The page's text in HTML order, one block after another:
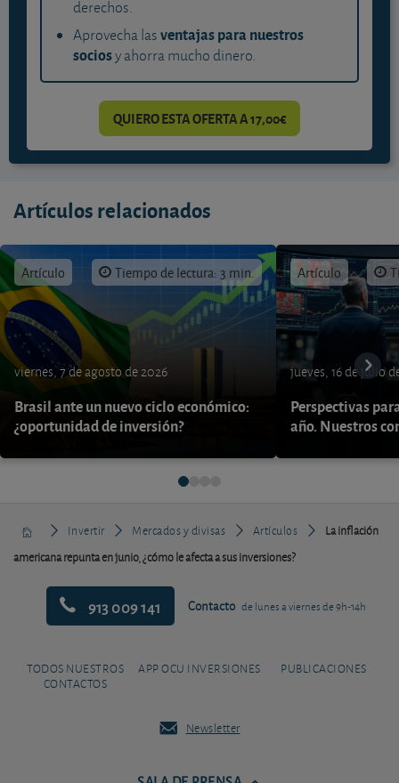
derechos.
Aprovecha lasventajas para nuestros
sociosy ahorra mucho dinero.
QUIERO ESTA OFERTA A 17,00€
Artículos relacionados
Artículo Tiempo de lectura: 3 min.
viernes, 7 de agosto de 2026
Brasil ante un nuevo ciclo económico:
¿oportunidad de inversión?
Artículo
jueves, 16 de julio
Perspectivas
año. Nuestros
Invertir Mercados y divisas Artículos
La inflación
americana repunta en junio, ¿cómo le afecta a sus inversiones?
913 009 141 Contacto de lunes a viernes de 9h-14h
TODOS NUESTROS
CONTACTOS
APP OCU INVERSIONES PUBLICACIONES
Newsletter